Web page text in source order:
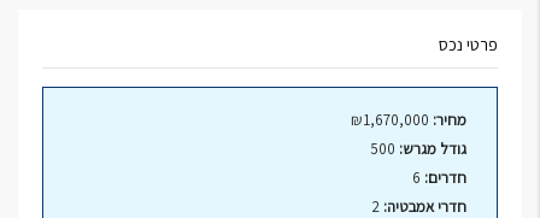
פרטי נכס
מחיר:
גודל מגרש:
חדרים:
חדרי אמבטיה: